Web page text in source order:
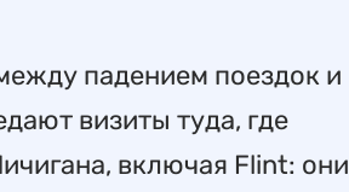
падением поездок и
визиты туда, где
включая Flint: они